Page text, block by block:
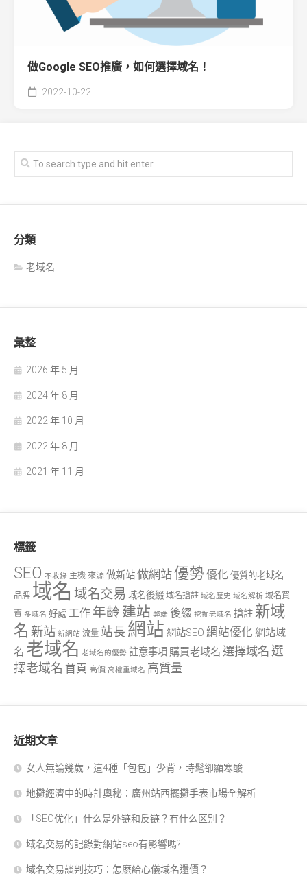
做Google SEO推廣，如何選擇域名！
2022-10-22
分類
老域名
彙整
2026 年 5 月
2024 年 8 月
2022 年 10 月
2022 年 8 月
2021 年 11 月
標籤
SEO 不收錄 主機 來源 做新站做網站優勢優化 優質的老域名
品牌 域名 域名交易 域名後綴 域名搶註 域名歷史 域名解析 域名買
賣 多域名 好處 工作 年齡 建站 弊端 後綴 挖掘老域名 搶註 新域
名 新站 新網站 流量 站長 網站 網站SEO 網站優化 網站域
名 老域名 老域名的優勢 註意事項 購買老域名 選擇域名 選
擇老域名 首頁 高價 高權重域名 高質量
近期文章
女人無論幾歲，這4種「包包」少背，時髦卻顯寒酸
地攤經濟中的時計奧秘：廣州站西擺攤手表市場全解析
「SEO优化」什么是外链和反链？有什么区别？
域名交易的記錄對網站seo有影響嗎?
域名交易談判技巧：怎麽給心儀域名還價？